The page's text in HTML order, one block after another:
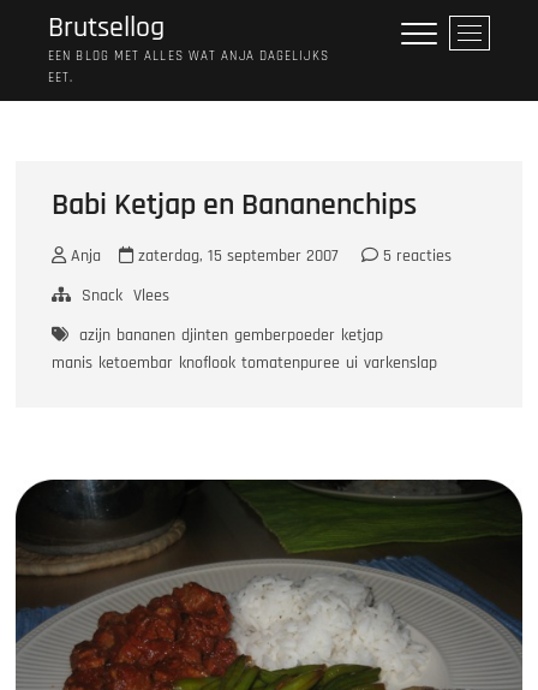
Brutsellog
EEN BLOG MET ALLES WAT ANJA DAGELIJKS
EET.
M
e
Babi Ketjap en Bananenchips
Anja zaterdag, 15 september 2007
5 reacties
Snack Vlees
azijn bananen djinten gemberpoeder ketjap
manis ketoembar knoflook tomatenpuree ui varkenslap